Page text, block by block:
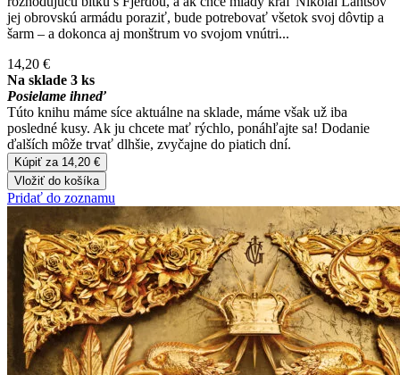
jej obrovskú armádu poraziť, bude potrebovať všetok svoj dôvtip a
šarm – a dokonca aj monštrum vo svojom vnútri...
14,20 €
Na sklade 3 ks
Posielame ihneď
Túto knihu máme síce aktuálne na sklade, máme však už iba
posledné kusy. Ak ju chcete mať rýchlo, ponáhľajte sa! Dodanie
ďalších môže trvať dlhšie, zvyčajne do piatich dní.
Kúpiť za 14,20 €
Vložiť do košíka
Pridať do zoznamu